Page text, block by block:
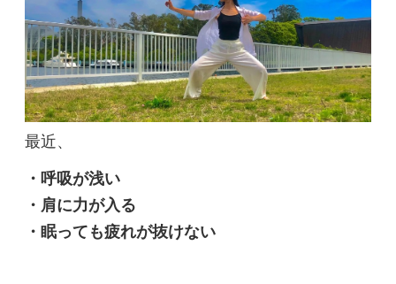
最近、
・呼吸が浅い
・肩に力が入る
・眠っても疲れが抜けない